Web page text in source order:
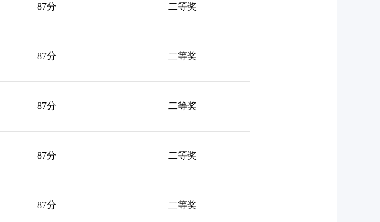
87分 二等奖
87分 二等奖
87分 二等奖
87分 二等奖
87分 二等奖